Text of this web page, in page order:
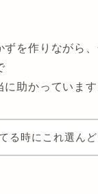
ずを作りながら
助かっています
る時にこれ選んど